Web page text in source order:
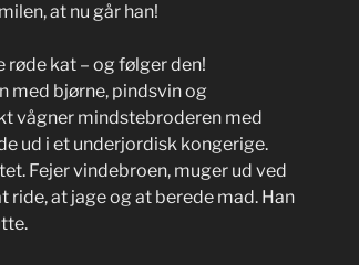
at nu går han!
røde kat – og følger den!
med bjørne, pindsvin og
vågner mindstebroderen med
ud i et underjordisk kongerige.
Fejer vindebroen, muger ud ved
at jage og at berede mad. Han